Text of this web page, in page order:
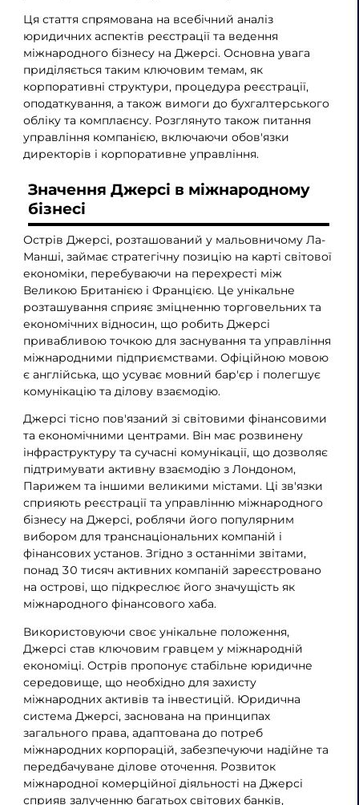
Ця стаття спрямована на всебічний аналіз
юридичних аспектів реєстрації та ведення
міжнародного бізнесу на Джерсі. Основна увага
приділяється таким ключовим темам, як
корпоративні структури, процедура реєстрації,
оподаткування, а також вимоги до бухгалтерського
обліку та комплаєнсу. Розглянуто також питання
управління компанією, включаючи обов'язки
директорів і корпоративне управління.
Значення Джерсі в міжнародному
бізнесі
Острів Джерсі, розташований у мальовничому Ла-
Манші, займає стратегічну позицію на карті світової
економіки, перебуваючи на перехресті між
Великою Британією і Францією. Це унікальне
розташування сприяє зміцненню торговельних та
економічних відносин, що робить Джерсі
привабливою точкою для заснування та управління
міжнародними підприємствами. Офіційною мовою
є англійська, що усуває мовний бар'єр і полегшує
комунікацію та ділову взаємодію.
Джерсі тісно пов'язаний зі світовими фінансовими
та економічними центрами. Він має розвинену
інфраструктуру та сучасні комунікації, що дозволяє
підтримувати активну взаємодію з Лондоном,
Парижем та іншими великими містами. Ці зв'язки
сприяють реєстрації та управлінню міжнародного
бізнесу на Джерсі, роблячи його популярним
вибором для транснаціональних компаній і
фінансових установ. Згідно з останніми звітами,
понад 30 тисяч активних компаній зареєстровано
на острові, що підкреслює його значущість як
міжнародного фінансового хаба.
Використовуючи своє унікальне положення,
Джерсі став ключовим гравцем у міжнародній
економіці. Острів пропонує стабільне юридичне
середовище, що необхідно для захисту
міжнародних активів та інвестицій. Юридична
система Джерсі, заснована на принципах
загального права, адаптована до потреб
міжнародних корпорацій, забезпечуючи надійне та
передбачуване ділове оточення. Розвиток
міжнародної комерційної діяльності на Джерсі
сприяв залученню багатьох світових банків,